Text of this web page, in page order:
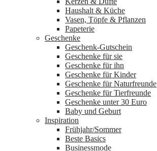
Haushalt & Küche
Vasen, Töpfe & Pflanzen
Papeterie
Geschenke
Geschenk-Gutschein
Geschenke für sie
Geschenke für ihn
Geschenke für Kinder
Geschenke für Naturfreunde
Geschenke für Tierfreunde
Geschenke unter 30 Euro
Baby und Geburt
Inspiration
Frühjahr/Sommer
Beste Basics
Businessmode